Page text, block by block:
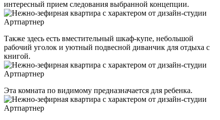
интересный прием следования выбранной концепции.
Также здесь есть вместительный шкаф-купе, небольшой
рабочий уголок и уютный подвесной диванчик для отдыха с
книгой.
Эта комната по видимому предназначается для ребенка.